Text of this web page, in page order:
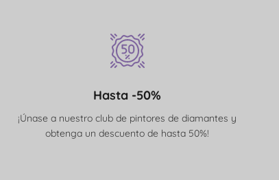
Hasta -50%
¡Únase a nuestro club de pintores de diamantes y
obtenga un descuento de hasta 50%!